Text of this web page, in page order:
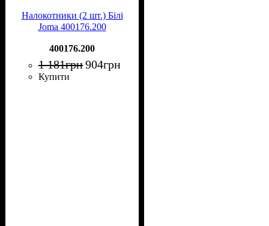
Налокотники (2 шт.) Білі
Joma 400176.200
400176.200
1 181грн904грн
Купити